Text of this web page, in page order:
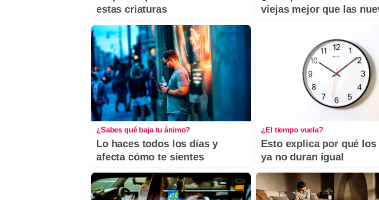
estas criaturas
viejas mejor que las
¿Sabes qué baja tu ánimo?
Lo haces todos los días y
afecta cómo te sientes
¿El tiempo vuela?
Esto explica por qué los
ya no duran igual